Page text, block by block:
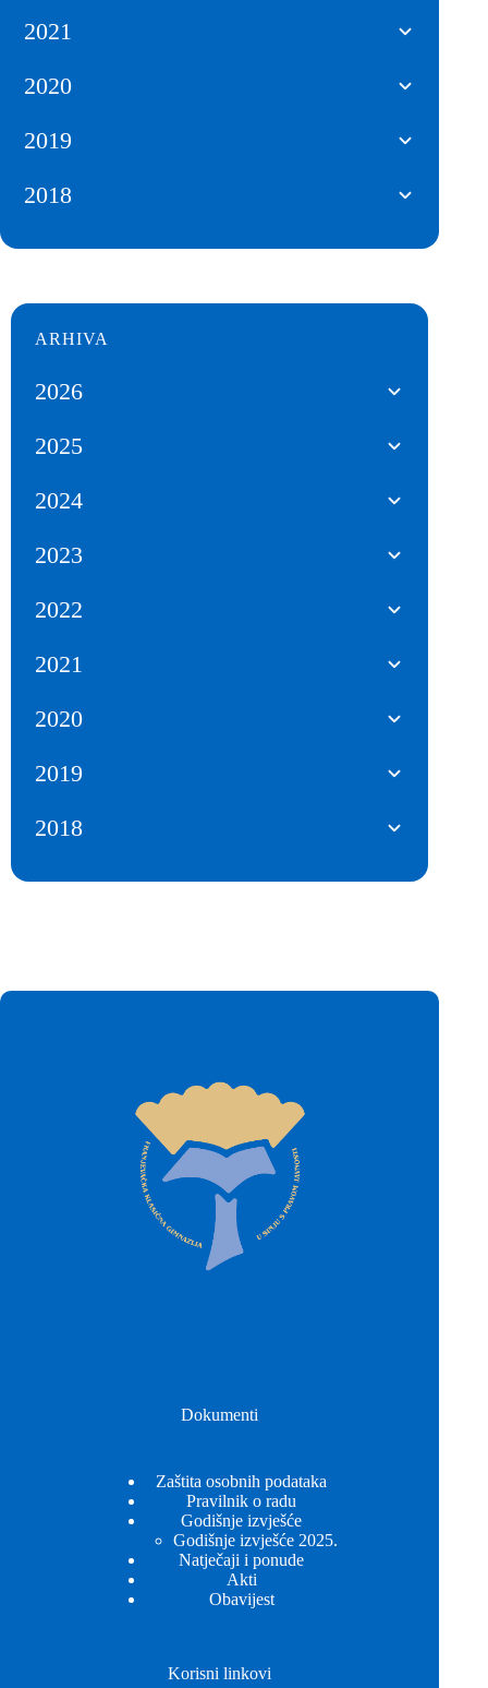
2021
2020
2019
2018
ARHIVA
2026
2025
2024
2023
2022
2021
2020
2019
2018
Dokumenti
Zaštita osobnih podataka
Pravilnik o radu
Godišnje izvješće
Godišnje izvješće 2025.
Natječaji i ponude
Akti
Obavijest
Korisni linkovi